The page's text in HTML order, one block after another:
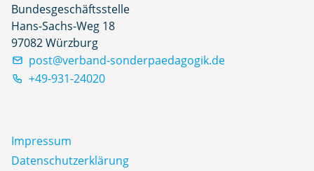
Bundesgeschäftsstelle
Hans-Sachs-Weg 18
97082 Würzburg
post@verband-sonderpaedagogik.de
+49-931-24020
Impressum
Datenschutz­erklärung